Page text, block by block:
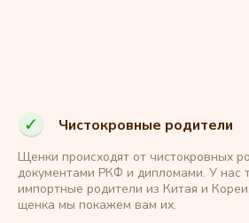
Чистокровные родители
Щенки происходят от чистокровных
документами РКФ и дипломами. У нас
импортные родители из Китая и
щенка мы покажем вам их.